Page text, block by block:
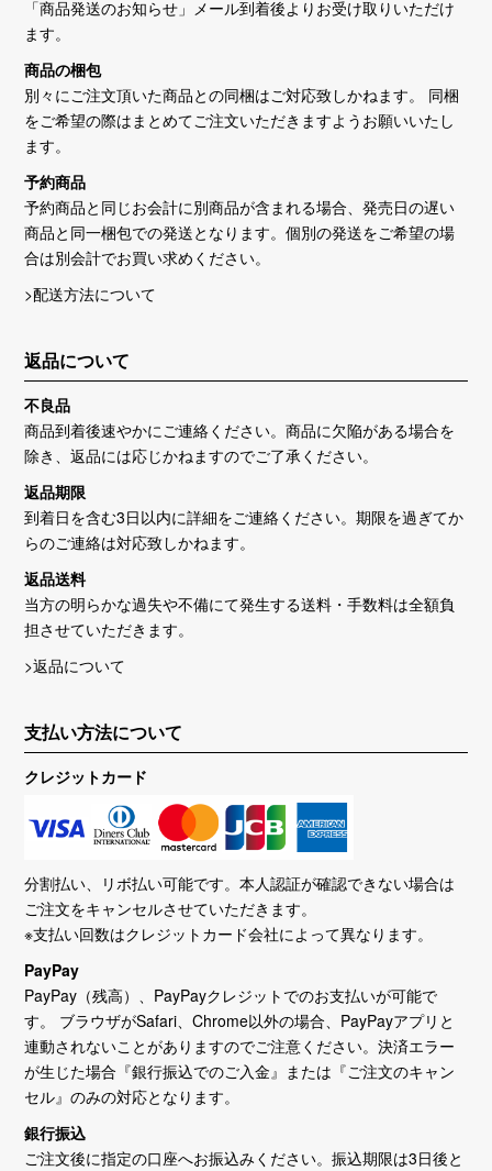
「商品発送のお知らせ」メール到着後よりお受け取りいただけ
ます。
商品の梱包
別々にご注文頂いた商品との同梱はご対応致しかねます。 同梱
をご希望の際はまとめてご注文いただきますようお願いいたし
ます。
予約商品
予約商品と同じお会計に別商品が含まれる場合、発売日の遅い
商品と同一梱包での発送となります。個別の発送をご希望の場
合は別会計でお買い求めください。
>配送方法について
返品について
不良品
商品到着後速やかにご連絡ください。商品に欠陥がある場合を
除き、返品には応じかねますのでご了承ください。
返品期限
到着日を含む3日以内に詳細をご連絡ください。期限を過ぎてか
らのご連絡は対応致しかねます。
返品送料
当方の明らかな過失や不備にて発生する送料・手数料は全額負
担させていただきます。
>返品について
支払い方法について
クレジットカード
分割払い、リボ払い可能です。本人認証が確認できない場合は
ご注文をキャンセルさせていただきます。
※支払い回数はクレジットカード会社によって異なります。
PayPay
PayPay（残高）、PayPayクレジットでのお支払いが可能で
す。 ブラウザがSafari、Chrome以外の場合、PayPayアプリと
連動されないことがありますのでご注意ください。決済エラー
が生じた場合『銀行振込でのご入金』または『ご注文のキャン
セル』のみの対応となります。
銀行振込
ご注文後に指定の口座へお振込みください。振込期限は3日後と